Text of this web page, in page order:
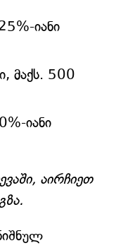
იანი
მაქს. 500
იანი
აირჩიეთ